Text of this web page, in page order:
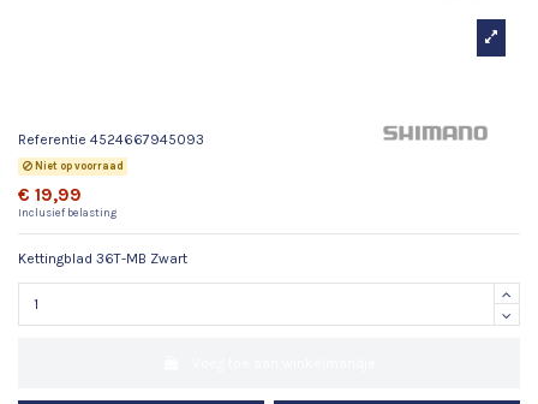
Referentie 4524667945093
Niet op voorraad
€ 19,99
Inclusief belasting
Kettingblad 36T-MB Zwart